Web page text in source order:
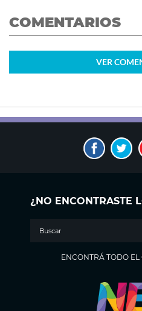
COMENTARIOS
VER
¿NO ENCONTRASTE
ENCONTRÁ TODO